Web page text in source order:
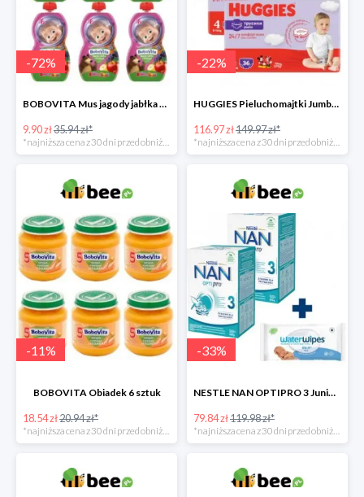
-72%
BOBOVITA Mus jagody jabłka banan 6 sztuk
9.90 zł35.94 zł*
*najniższa cena z 30 dni przed obniżką
-22%
HUGGIES Pieluchomajtki Jumbo 4 3x36szt.
116.97 zł149.97 zł*
*najniższa cena z 30 dni przed obniżką
-11%
BOBOVITA Obiadek 6 sztuk
18.54 zł20.94 zł*
-33%
NESTLE NAN OPTIPRO 3 Junior + Waterwipes Chusteczki nawilżane gratis
79.84 zł119.98 zł*